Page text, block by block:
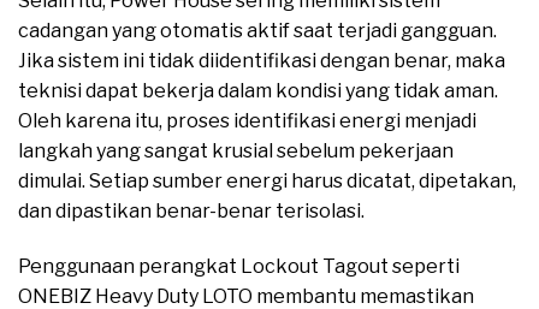
cadangan yang otomatis aktif saat terjadi gangguan.
Jika sistem ini tidak diidentifikasi dengan benar, maka
teknisi dapat bekerja dalam kondisi yang tidak aman.
Oleh karena itu, proses identifikasi energi menjadi
langkah yang sangat krusial sebelum pekerjaan
dimulai. Setiap sumber energi harus dicatat, dipetakan,
dan dipastikan benar-benar terisolasi.
Penggunaan perangkat Lockout Tagout seperti
ONEBIZ Heavy Duty LOTO membantu memastikan